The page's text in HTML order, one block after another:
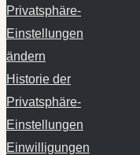
Privatsphäre-
Einstellungen
ändern
Historie der
Privatsphäre-
Einstellungen
Einwilligungen